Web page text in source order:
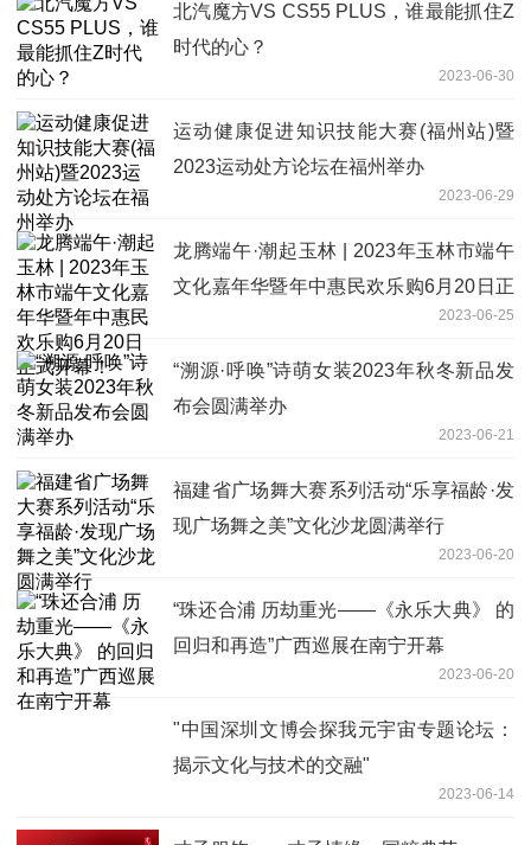
北汽魔方VS CS55 PLUS，谁最能抓住Z
时代的心？
2023-06-30
运动健康促进知识技能大赛(福州站)暨
2023运动处方论坛在福州举办
2023-06-29
龙腾端午·潮起玉林 | 2023年玉林市端午
文化嘉年华暨年中惠民欢乐购6月20日正
2023-06-25
“溯源·呼唤”诗萌女装2023年秋冬新品发
布会圆满举办
2023-06-21
福建省广场舞大赛系列活动“乐享福龄·发
现广场舞之美”文化沙龙圆满举行
2023-06-20
“珠还合浦 历劫重光——《永乐大典》 的
回归和再造”广西巡展在南宁开幕
2023-06-20
"中国深圳文博会探我元宇宙专题论坛：
揭示文化与技术的交融"
2023-06-14